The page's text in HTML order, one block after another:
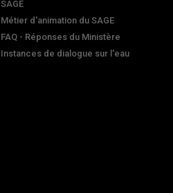
SAGE
Métier d'animation du SAGE
FAQ - Réponses du Ministère
Instances de dialogue sur l'eau